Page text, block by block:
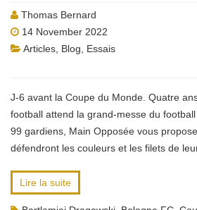
Thomas Bernard
14 November 2022
Articles Blog
Essais
J-6 avant la Coupe du Monde. Quatre
football attend la grand-messe du
99 gardiens, Main Opposée vous
défendront les couleurs et les filets de
Lire la suite